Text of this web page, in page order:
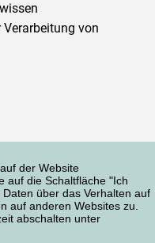
der Website
auf die Schaltfläche "Ich
über das Verhalten auf
auf anderen Websites zu.
abschalten unter
von